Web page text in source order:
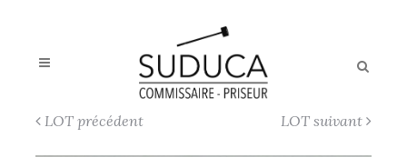
LOT précédent LOT suivant